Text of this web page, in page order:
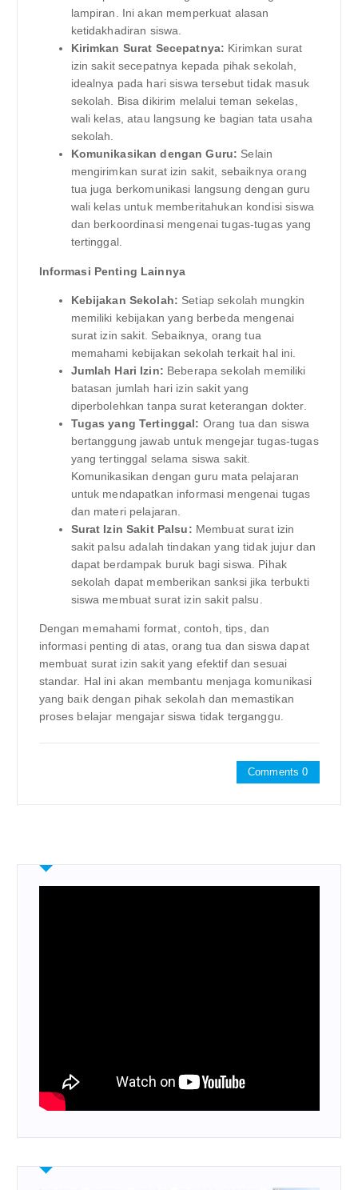
lampiran. Ini akan memperkuat alasan
ketidakhadiran siswa.
Kirimkan Surat Secepatnya: Kirimkan surat
izin sakit secepatnya kepada pihak sekolah,
idealnya pada hari siswa tersebut tidak masuk
sekolah. Bisa dikirim melalui teman sekelas,
wali kelas, atau langsung ke bagian tata usaha
sekolah.
Komunikasikan dengan Guru: Selain
mengirimkan surat izin sakit, sebaiknya orang
tua juga berkomunikasi langsung dengan guru
wali kelas untuk memberitahukan kondisi siswa
dan berkoordinasi mengenai tugas-tugas yang
tertinggal.
Informasi Penting Lainnya
Kebijakan Sekolah: Setiap sekolah mungkin
memiliki kebijakan yang berbeda mengenai
surat izin sakit. Sebaiknya, orang tua
memahami kebijakan sekolah terkait hal ini.
Jumlah Hari Izin: Beberapa sekolah memiliki
batasan jumlah hari izin sakit yang
diperbolehkan tanpa surat keterangan dokter.
Tugas yang Tertinggal: Orang tua dan siswa
bertanggung jawab untuk mengejar tugas-tugas
yang tertinggal selama siswa sakit.
Komunikasikan dengan guru mata pelajaran
untuk mendapatkan informasi mengenai tugas
dan materi pelajaran.
Surat Izin Sakit Palsu: Membuat surat izin
sakit palsu adalah tindakan yang tidak jujur dan
dapat berdampak buruk bagi siswa. Pihak
sekolah dapat memberikan sanksi jika terbukti
siswa membuat surat izin sakit palsu.
Dengan memahami format, contoh, tips, dan
informasi penting di atas, orang tua dan siswa dapat
membuat surat izin sakit yang efektif dan sesuai
standar. Hal ini akan membantu menjaga komunikasi
yang baik dengan pihak sekolah dan memastikan
proses belajar mengajar siswa tidak terganggu.
Comments 0